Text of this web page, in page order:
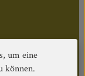
um eine
können.